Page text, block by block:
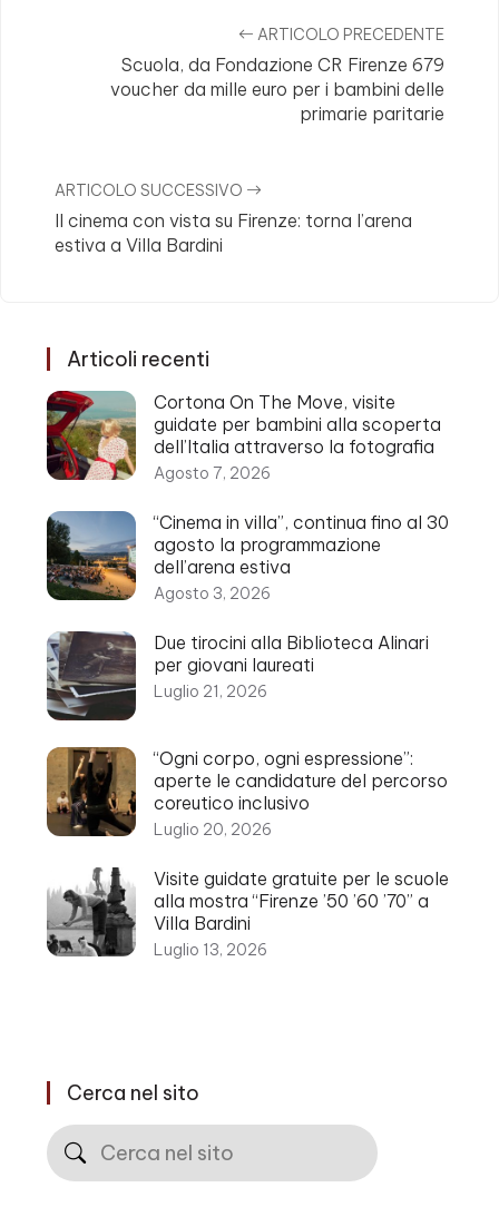
ARTICOLO PRECEDENTE
Scuola, da Fondazione CR Firenze 679
voucher da mille euro per i bambini delle
primarie paritarie
ARTICOLO SUCCESSIVO
Il cinema con vista su Firenze: torna l’arena
estiva a Villa Bardini
Articoli recenti
Cortona On The Move, visite
guidate per bambini alla scoperta
dell’Italia attraverso la fotografia
Agosto 7, 2026
“Cinema in villa”, continua fino al 30
agosto la programmazione
dell’arena estiva
Agosto 3, 2026
Due tirocini alla Biblioteca Alinari
per giovani laureati
Luglio 21, 2026
“Ogni corpo, ogni espressione”:
aperte le candidature del percorso
coreutico inclusivo
Luglio 20, 2026
Visite guidate gratuite per le scuole
alla mostra “Firenze ’50 ’60 ’70” a
Villa Bardini
Luglio 13, 2026
Cerca nel sito
Cerca